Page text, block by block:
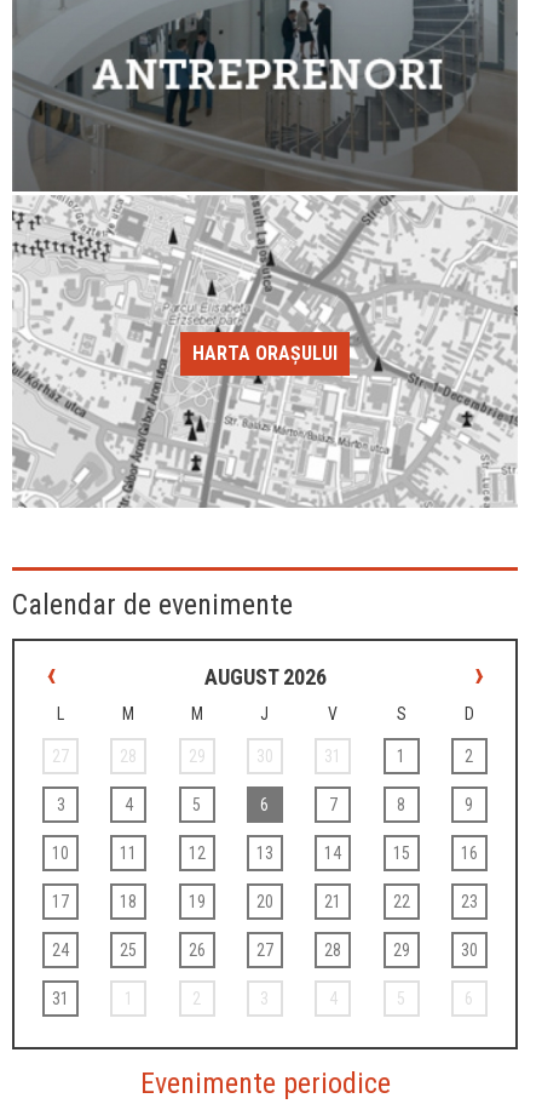
HARTA ORAȘULUI
Calendar de evenimente
‹ AUGUST 2026 ›
L M M J V S D
27 28 29 30 31 1 2
3 4 5 6 7 8 9
10 11 12 13 14 15 16
17 18 19 20 21 22 23
24 25 26 27 28 29 30
31 1 2 3 4 5 6
Evenimente periodice